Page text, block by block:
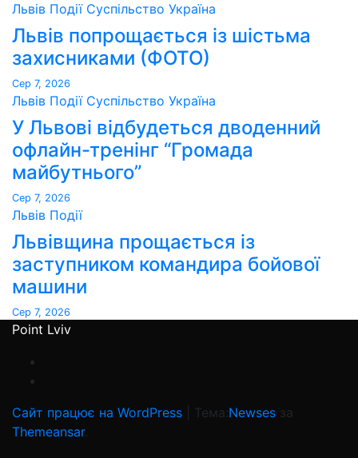
Львів Події Суспільство Україна
Львів попрощається із шістьма
захисниками (ФОТО)
Сер 7, 2026
Львів Події Суспільство Україна
У Львові відбудеться дводенний
офлайн-тренінг “Громада
майбутнього”
Сер 7, 2026
Львів Події
Львівщина прощається із
заступником командира бойової
машини
Сер 7, 2026
Point Lviv
Сайт працює на WordPress Тема:Newses за
Themeansar.